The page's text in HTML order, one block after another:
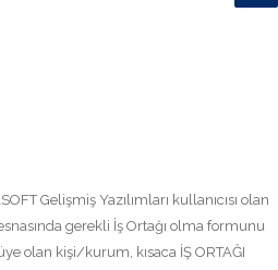
Gelişmiş Yazılımları kullanıcısı olan
gerekli İş Ortağı olma formunu
olan kişi/kurum, kısaca İŞ ORTAĞI